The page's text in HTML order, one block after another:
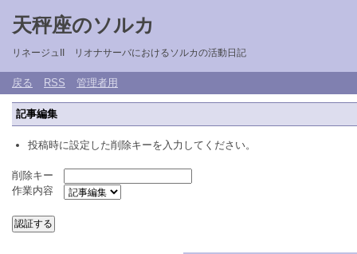
天秤座のソルカ
リネージュII リオナサーバにおけるソルカの活動日記
戻る RSS 管理者用
記事編集
投稿時に設定した削除キーを入力してください。
削除キー
作業内容